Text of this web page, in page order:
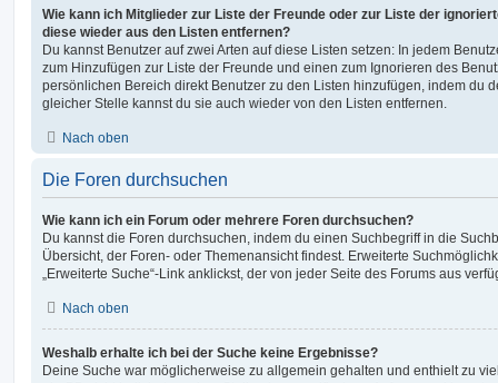
Wie kann ich Mitglieder zur Liste der Freunde oder zur Liste der
diese wieder aus den Listen entfernen?
Du kannst Benutzer auf zwei Arten auf diese Listen setzen: In jedem
zum Hinzufügen zur Liste der Freunde und einen zum Ignorieren des
persönlichen Bereich direkt Benutzer zu den Listen hinzufügen, indem du
gleicher Stelle kannst du sie auch wieder von den Listen entfernen.
Nach oben
Die Foren durchsuchen
Wie kann ich ein Forum oder mehrere Foren durchsuchen?
Du kannst die Foren durchsuchen, indem du einen Suchbegriff in die
Übersicht, der Foren- oder Themenansicht findest. Erweiterte
„Erweiterte Suche“-Link anklickst, der von jeder Seite des Forums aus
Nach oben
Weshalb erhalte ich bei der Suche keine Ergebnisse?
Deine Suche war möglicherweise zu allgemein gehalten und enthielt zu